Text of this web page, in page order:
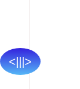
<|||>